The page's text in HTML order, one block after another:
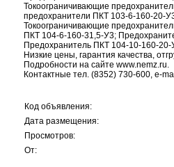
Токоограничивающие
предохранители ПКТ 103-6-160-20-
Токоограничивающие
ПКТ 104-6-160-31,5-У3;
Предохранитель ПКТ 104-10-160-
Низкие цены, гарантия качества,
Подробности на сайте www.nemz.ru.
Контактные тел. (8352) 730-600, e-
Код объявления:
Дата размещения:
Просмотров:
От: